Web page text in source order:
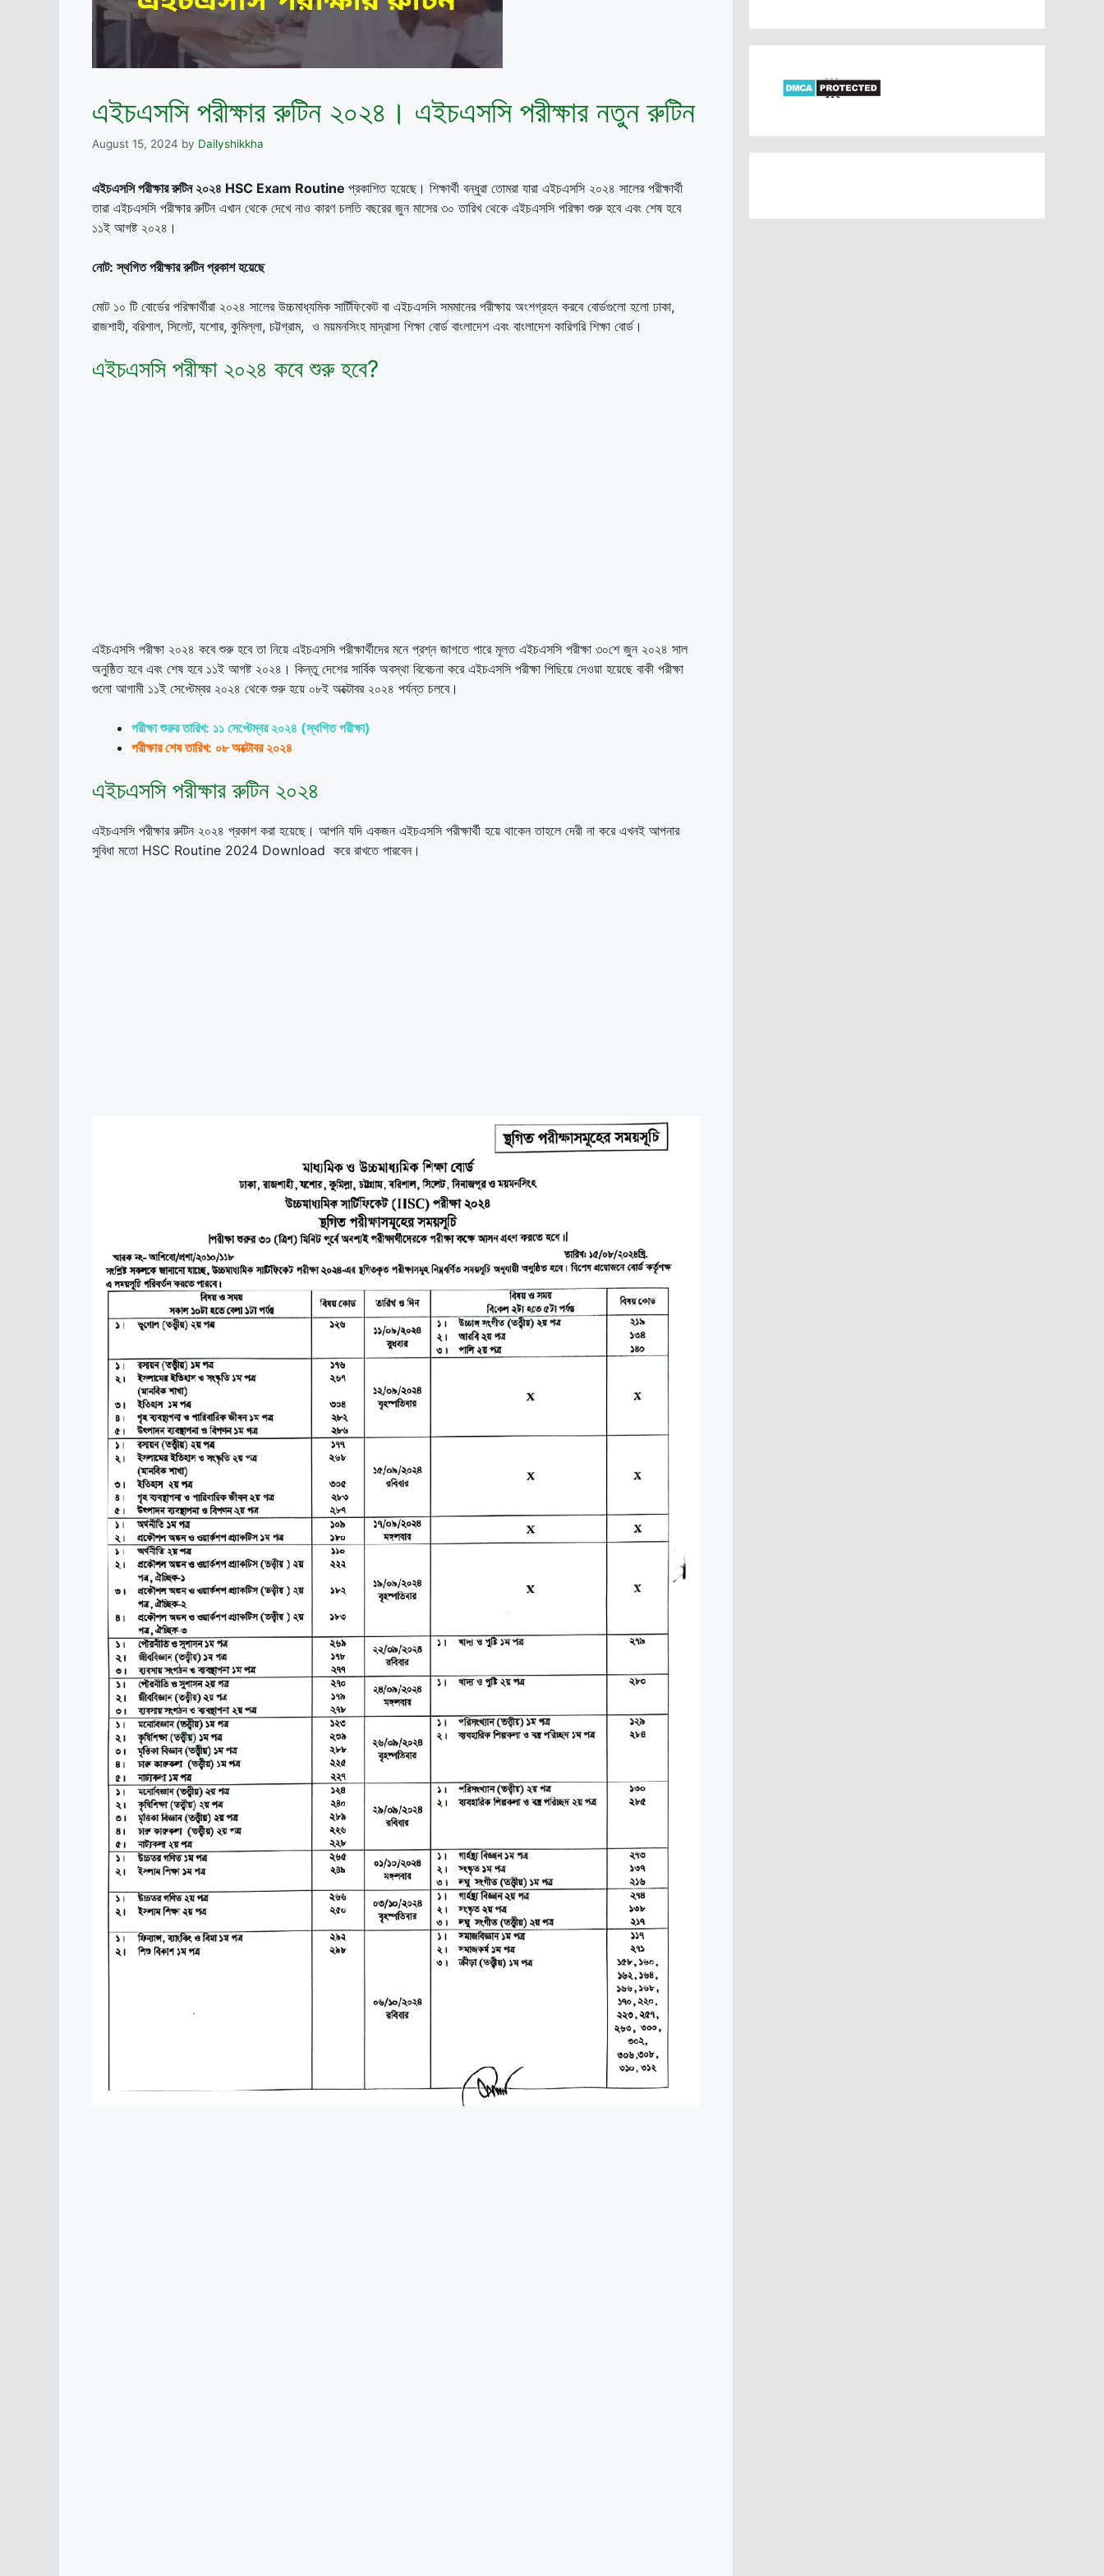
এইচএসসি পরীক্ষার রুটিন ২০২৪। এইচএসসি পরীক্ষার নতুন রুটিন
August 15, 2024 by Dailyshikkha
এইচএসসি পরীক্ষার রুটিন ২০২৪ HSC Exam Routine প্রকাশিত হয়েছে। শিক্ষার্থী বন্ধুরা তোমরা যারা এইচএসসি ২০২৪ সালের পরীক্ষার্থী
তারা এইচএসসি পরীক্ষার রুটিন এখান থেকে দেখে নাও কারণ চলতি বছরের জুন মাসের ৩০ তারিখ থেকে এইচএসসি পরিক্ষা শুরু হবে এবং শেষ হবে
১১ই আগষ্ট ২০২৪।
নোট: স্থগিত পরীক্ষার রুটিন প্রকাশ হয়েছে
মোট ১০ টি বোর্ডের পরিক্ষার্থীরা ২০২৪ সালের উচ্চমাধ্যমিক সার্টিফিকেট বা এইচএসসি সমমানের পরীক্ষায় অংশগ্রহন করবে বোর্ডগুলো হলো ঢাকা,
রাজশাহী, বরিশাল, সিলেট, যশোর, কুমিল্লা, চট্টগ্রাম, ও ময়মনসিংহ মাদ্রাসা শিক্ষা বোর্ড বাংলাদেশ এবং বাংলাদেশ কারিগরি শিক্ষা বোর্ড।
এইচএসসি পরীক্ষা ২০২৪ কবে শুরু হবে?
এইচএসসি পরীক্ষা ২০২৪ কবে শুরু হবে তা নিয়ে এইচএসসি পরীক্ষার্থীদের মনে প্রশ্ন জাগতে পারে মূলত এইচএসসি পরীক্ষা ৩০শে জুন ২০২৪ সাল
অনুষ্ঠিত হবে এবং শেষ হবে ১১ই আগষ্ট ২০২৪। কিন্তু দেশের সার্বিক অবস্থা বিবেচনা করে এইচএসসি পরীক্ষা পিছিয়ে দেওয়া হয়েছে বাকী পরীক্ষা
গুলো আগামী ১১ই সেপ্টেম্বর ২০২৪ থেকে শুরু হয়ে ০৮ই অক্টোবর ২০২৪ পর্যন্ত চলবে।
পরীক্ষা শুরুর তারিখ: ১১ সেপ্টেম্বর ২০২৪ (স্থগিত পরীক্ষা)
পরীক্ষার শেষ তারিখ: ০৮ অক্টোবর ২০২৪
এইচএসসি পরীক্ষার রুটিন ২০২৪
এইচএসসি পরীক্ষার রুটিন ২০২৪ প্রকাশ করা হয়েছে। আপনি যদি একজন এইচএসসি পরীক্ষার্থী হয়ে থাকেন তাহলে দেরী না করে এখনই আপনার
সুবিধা মতো HSC Routine 2024 Download করে রাখতে পারবেন।